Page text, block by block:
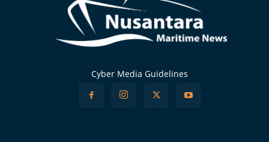
Cyber Media Guidelines